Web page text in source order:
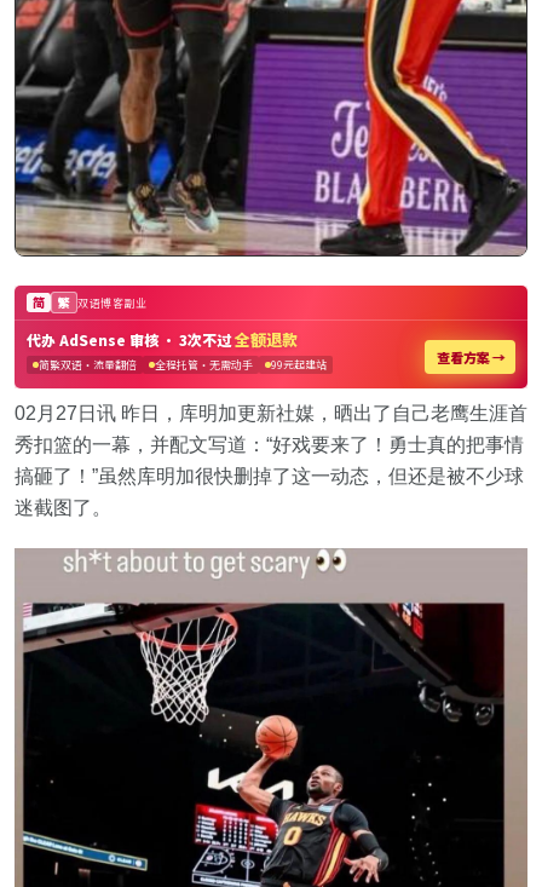
02月27日讯 昨日，库明加更新社媒，晒出了自己老鹰生涯首
秀扣篮的一幕，并配文写道：“好戏要来了！勇士真的把事情
搞砸了！”虽然库明加很快删掉了这一动态，但还是被不少球
迷截图了。